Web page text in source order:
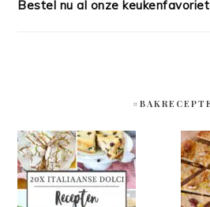
Bestel nu al onze